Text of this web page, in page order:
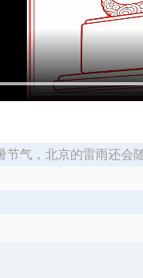
节气，北京的雷雨还